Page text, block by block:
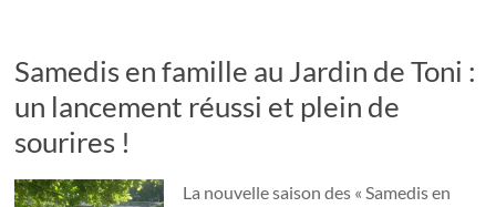
Samedis en famille au Jardin de Toni :
un lancement réussi et plein de
sourires !
La nouvelle saison des « Samedis en